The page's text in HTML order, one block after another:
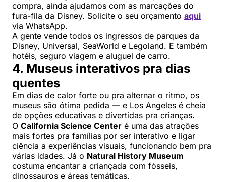
compra, ainda ajudamos com as marcações do
fura-fila da Disney. Solicite o seu orçamento aqui
via WhatsApp.
A gente vende todos os ingressos de parques da
Disney, Universal, SeaWorld e Legoland. E também
hotéis, seguro viagem e aluguel de carro.
4. Museus interativos pra dias
quentes
Em dias de calor forte ou pra alternar o ritmo, os
museus são ótima pedida — e Los Angeles é cheia
de opções educativas e divertidas pra crianças.
O California Science Center é uma das atrações
mais fortes pra famílias por ser interativo e ligar
ciência a experiências visuais, funcionando bem pra
várias idades. Já o Natural History Museum
costuma encantar a criançada com fósseis,
dinossauros e áreas temáticas.